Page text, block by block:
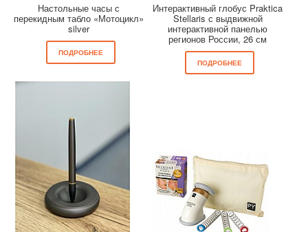
Настольные часы с
перекидным табло «Мотоцикл»
silver
ПОДРОБНЕЕ
Интерактивный глобус Praktica
Stellaris с выдвижной
интерактивной панелью
регионов России, 26 см
ПОДРОБНЕЕ